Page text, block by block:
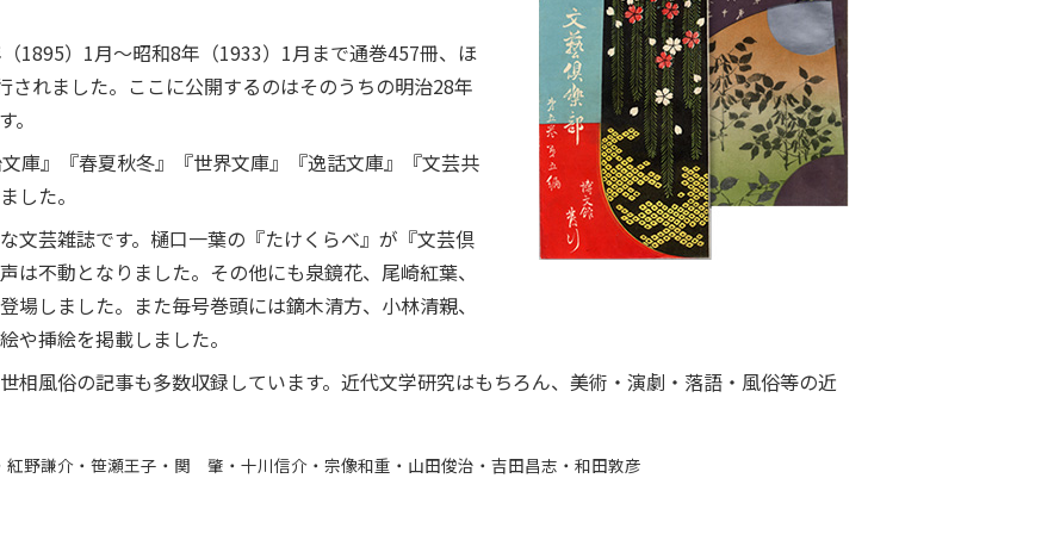
1895）1月～昭和8年（1933）1月まで通巻457冊、ほ
れました。ここに公開するのはそのうちの明治28年
庫』『春夏秋冬』『世界文庫』『逸話文庫』『文芸共
した。
文芸雑誌です。樋口一葉の『たけくらべ』が『文芸倶
は不動となりました。その他にも泉鏡花、尾崎紅葉、
場しました。また毎号巻頭には鏑木清方、小林清親、
や挿絵を掲載しました。
相風俗の記事も多数収録しています。近代文学研究はもちろん、美術・演劇・落語・風俗等の近
野謙介・笹瀬王子・関 肇・十川信介・宗像和重・山田俊治・吉田昌志・和田敦彦